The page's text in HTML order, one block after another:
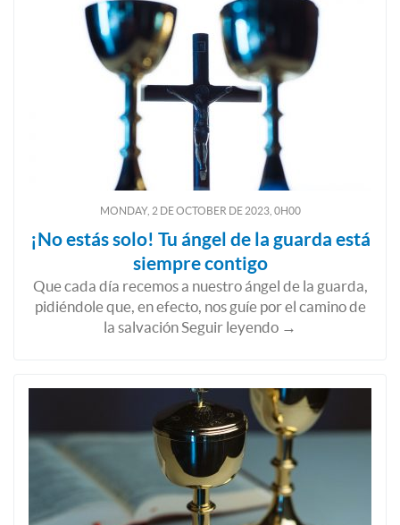
MONDAY, 2 DEOCTOBER DE2023, 0H00
¡No estás solo! Tu ángel de la guarda está
siempre contigo
Que cada día recemos a nuestro ángel de la guarda,
pidiéndole que, en efecto, nos guíe por el camino de
la salvación Seguir leyendo →